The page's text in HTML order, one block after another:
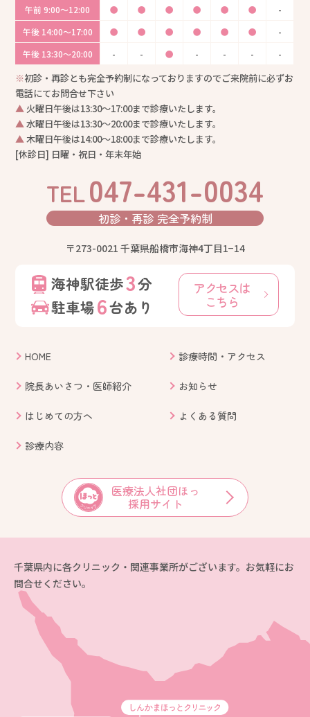
午前 9:00〜12:00 ● ● ● ● ● ●
-
午後 14:00〜17:00 ● ● ● ● ● ●
-
午後 13:30〜20:00 - - ● - - - -
※初診・再診とも完全予約制になっておりますのでご来院前に必ずお
電話にてお問合せ下さい
▲ 火曜日午後は13:30〜17:00まで診療いたします。
▲水曜日午後は13:30〜20:00まで診療いたします。
▲木曜日午後は14:00〜18:00まで診療いたします。
[休診日] 日曜・祝日・年末年始
TEL047-431-0034
初診・再診 完全予約制
〒273-0021 千葉県船橋市海神4丁目1−14
海神駅徒歩3分
駐車場6台あり
アクセスは
こちら
HOME
院長あいさつ・医師紹介
はじめての方へ
診療内容
診療時間・アクセス
お知らせ
よくある質問
医療法人社団ほっ
採用サイト
千葉県内に各クリニック・関連事業所がございます。お気軽にお
問合せください。